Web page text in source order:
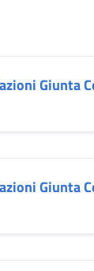
Giunta
Giunta